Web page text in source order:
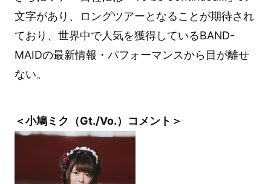
文字があり、ロングツアーとなることが期待され
ており、世界中で人気を獲得しているBAND-
MAIDの最新情報・パフォーマンスから目が離せ
ない。
＜小鳩ミク（Gt./Vo.）コメント＞